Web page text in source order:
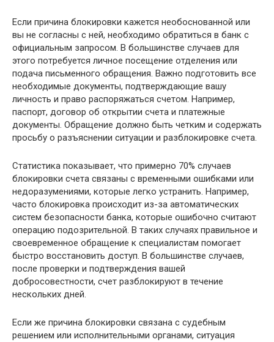
Если причина блокировки кажется необоснованной или
вы не согласны с ней, необходимо обратиться в банк с
официальным запросом. В большинстве случаев для
этого потребуется личное посещение отделения или
подача письменного обращения. Важно подготовить все
необходимые документы, подтверждающие вашу
личность и право распоряжаться счетом. Например,
паспорт, договор об открытии счета и платежные
документы. Обращение должно быть четким и содержать
просьбу о разъяснении ситуации и разблокировке счета.
Статистика показывает, что примерно 70% случаев
блокировки счета связаны с временными ошибками или
недоразумениями, которые легко устранить. Например,
часто блокировка происходит из-за автоматических
систем безопасности банка, которые ошибочно считают
операцию подозрительной. В таких случаях правильное и
своевременное обращение к специалистам помогает
быстро восстановить доступ. В большинстве случаев,
после проверки и подтверждения вашей
добросовестности, счет разблокируют в течение
нескольких дней.
Если же причина блокировки связана с судебным
решением или исполнительными органами, ситуация